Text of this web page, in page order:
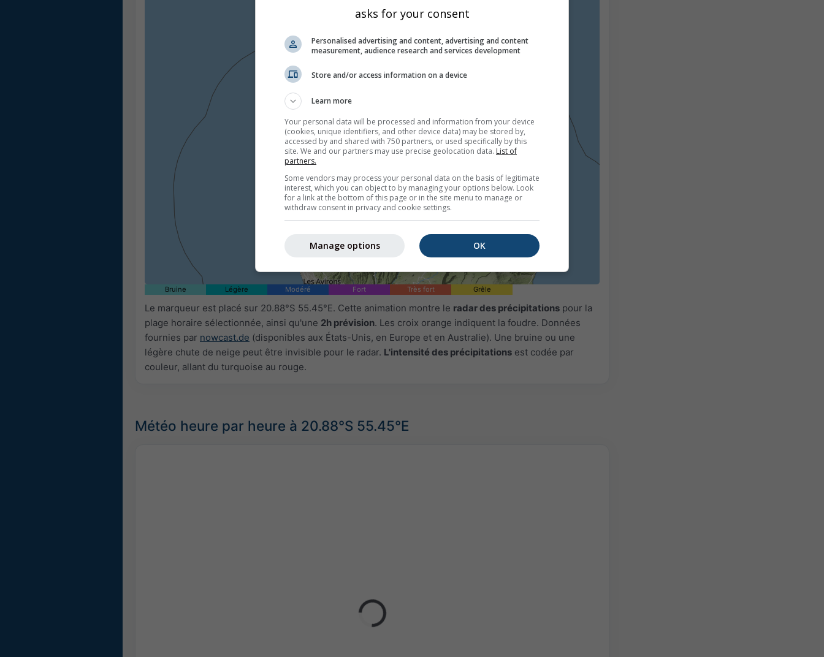
1h 3h 6h 9h
Bruine Légère Modéré Fort Très fort Grêle
Le marqueur est placé sur 20.88°S 55.45°E. Cette animation montre le radar des précipitations pour la
plage horaire sélectionnée, ainsi qu'une 2h prévision. Les croix orange indiquent la foudre. Données
fournies par nowcast.de (disponibles aux États-Unis, en Europe et en Australie). Une bruine ou une
légère chute de neige peut être invisible pour le radar. L'intensité des précipitations est codée par
couleur, allant du turquoise au rouge.
Météo heure par heure à 20.88°S 55.45°E
asks for your consent
Personalised advertising and content, advertising and content
measurement, audience research and services development
Store and/or access information on a device
Learn more
Your personal data will be processed and information from your device
(cookies, unique identifiers, and other device data) may be stored by,
accessed by and shared with 750 partners, or used specifically by this
site. We and our partners may use precise geolocation data. List of
partners.
Some vendors may process your personal data on the basis of legitimate
interest, which you can object to by managing your options below. Look
for a link at the bottom of this page or in the site menu to manage or
withdraw consent in privacy and cookie settings.
OK
Manage options